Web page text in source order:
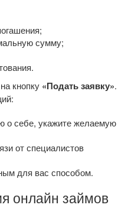
сумму;
кнопку «Подать заявку».
о себе, укажите желаемую
от специалистов
для вас способом.
онлайн займов